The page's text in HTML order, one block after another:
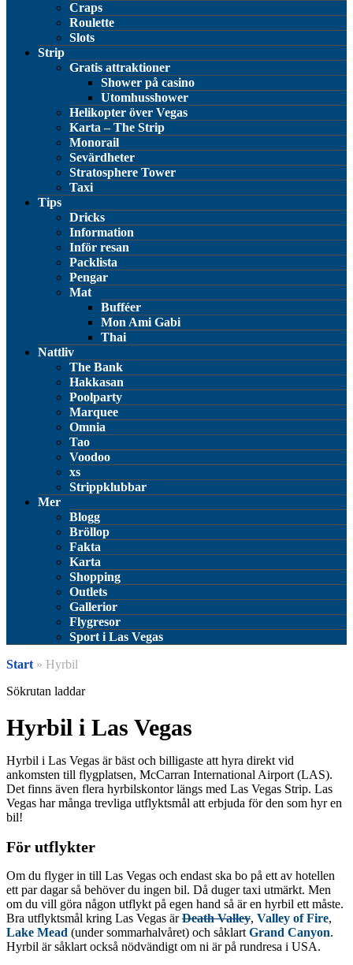
Craps
Roulette
Slots
Strip
Gratis attraktioner
Shower på casino
Utomhusshower
Helikopter över Vegas
Karta – The Strip
Monorail
Sevärdheter
Stratosphere Tower
Taxi
Tips
Dricks
Information
Inför resan
Packlista
Pengar
Mat
Bufféer
Mon Ami Gabi
Thai
Nattliv
The Bank
Hakkasan
Poolparty
Marquee
Omnia
Tao
Voodoo
xs
Strippklubbar
Mer
Blogg
Bröllop
Fakta
Karta
Shopping
Outlets
Gallerior
Flygresor
Sport i Las Vegas
Start » Hyrbil
Sökrutan laddar
Hyrbil i Las Vegas
Hyrbil i Las Vegas är bäst och billigaste att hyra direkt vid
ankomsten till flygplatsen, McCarran International Airport (LAS).
Det finns även flera hyrbilskontor längs med Las Vegas Strip. Las
Vegas har många trevliga utflyktsmål att erbjuda för den som hyr en
bil!
För utflykter
Om du flyger in till Las Vegas och endast ska bo på ett av hotellen
ett par dagar så behöver du ingen bil. Då duger taxi utmärkt. Men
om du vill göra någon utflykt på egen hand så är en hyrbil ett måste.
Bra utflyktsmål kring Las Vegas ärDeath Valley, Valley of Fire,
Lake Mead (under sommarhalvåret) och såklart Grand Canyon.
Hyrbil är såklart också nödvändigt om ni är på rundresa i USA.